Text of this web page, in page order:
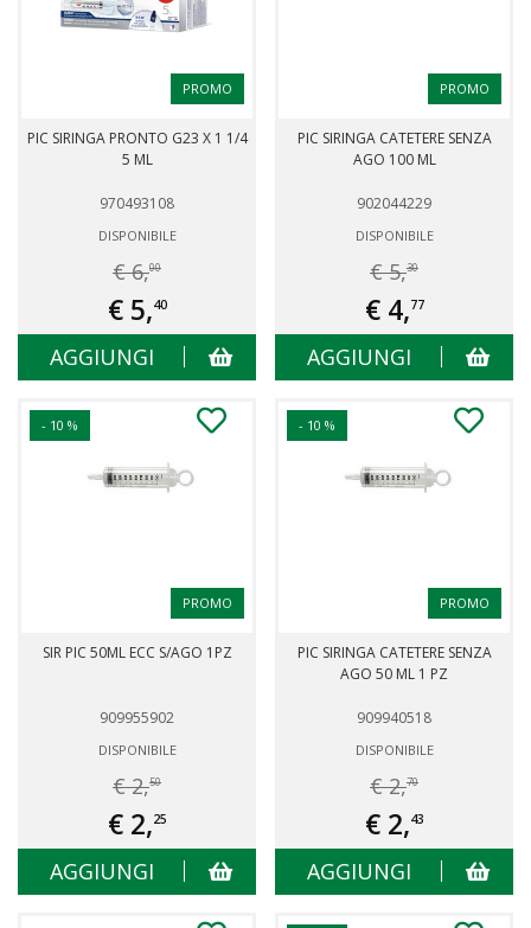
PROMO
PIC SIRINGA PRONTO G23 X 1 1/4
5 ML
970493108
DISPONIBILE
€ 6,00
€ 5,40
AGGIUNGI
PROMO
PIC SIRINGA CATETERE SENZA
AGO 100 ML
902044229
DISPONIBILE
€ 5,30
€ 4,77
AGGIUNGI
- 10 %
PROMO
SIR PIC 50ML ECC S/AGO 1PZ
909955902
DISPONIBILE
€ 2,50
€ 2,25
AGGIUNGI
- 10 %
PROMO
PIC SIRINGA CATETERE SENZA
AGO 50 ML 1 PZ
909940518
DISPONIBILE
€ 2,70
€ 2,43
AGGIUNGI